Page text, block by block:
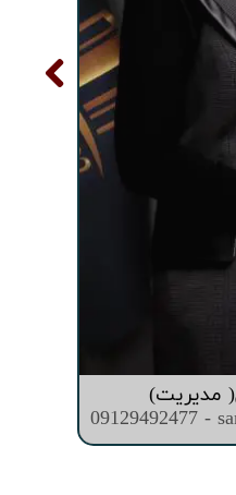
مدیریت)
09129492477 -